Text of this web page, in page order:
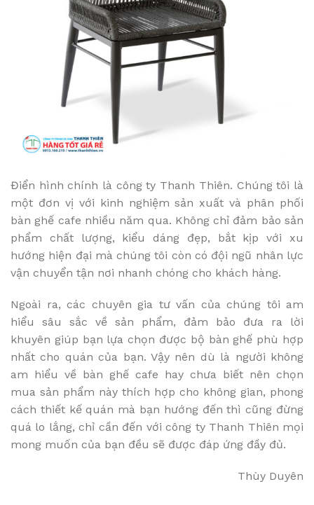
Điển hình chính là công ty Thanh Thiên. Chúng tôi là
một đơn vị với kinh nghiệm sản xuất và phân phối
bàn ghế cafe nhiều năm qua. Không chỉ đảm bảo sản
phẩm chất lượng, kiểu dáng đẹp, bắt kịp với xu
hướng hiện đại mà chúng tôi còn có đội ngũ nhân lực
vận chuyển tận nơi nhanh chóng cho khách hàng.
Ngoài ra, các chuyên gia tư vấn của chúng tôi am
hiểu sâu sắc về sản phẩm, đảm bảo đưa ra lời
khuyên giúp bạn lựa chọn được bộ bàn ghế phù hợp
nhất cho quán của bạn. Vậy nên dù là người không
am hiểu về bàn ghế cafe hay chưa biết nên chọn
mua sản phẩm này thích hợp cho không gian, phong
cách thiết kế quán mà bạn hướng đến thì cũng đừng
quá lo lắng, chỉ cần đến với công ty Thanh Thiên mọi
mong muốn của bạn đều sẽ được đáp ứng đầy đủ.
Thùy Duyên